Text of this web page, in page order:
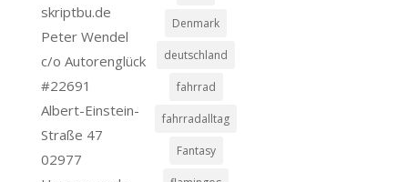
skriptbu.de
Peter Wendel
c/o Autorenglück
#22691
Albert-Einstein-
Straße 47
02977
Denmark
deutschland
fahrrad
fahrradalltag
Fantasy